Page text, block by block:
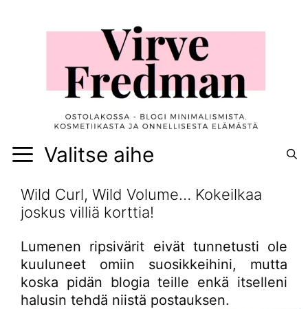
Valitse aihe
Wild Curl, Wild Volume… Kokeilkaa
joskus villiä korttia!
Lumenen ripsivärit eivät tunnetusti ole
kuuluneet omiin suosikkeihini, mutta
koska pidän blogia teille enkä itselleni
halusin tehdä niistä postauksen.